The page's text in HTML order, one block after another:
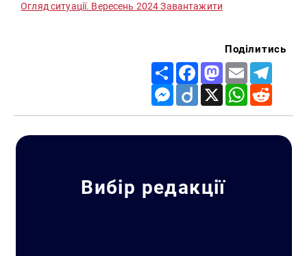
Огляд ситуації. Вересень 2024Завантажити
Поділитись
Share FacebookMastodon
Email
Messenger
Diigo X WhatsApp
Вибір редакції